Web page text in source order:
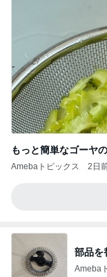
もっと簡単なゴーヤ
Amebaトピックス 2日
部品を
Ameba